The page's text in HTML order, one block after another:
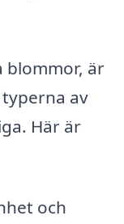
blommor, är
av
Här är
och